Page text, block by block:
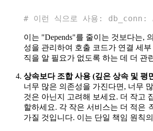
# 이런 식으로 사용:
이는 "Depends"를 줄이는 것보다는,
성을 관리하여 호출 코드가 연결 세
직을 알 필요가 없도록 하는 데 더 관
상속보다 조합 사용 (깊은 상속 및 평
너무 많은 의존성을 가진다면, 너무
것은 아닌지 고려해 보세요. 더 작고
할하세요. 각 작은 서비스는 더 적은
가질 것입니다. 이는 단일 책임 원칙